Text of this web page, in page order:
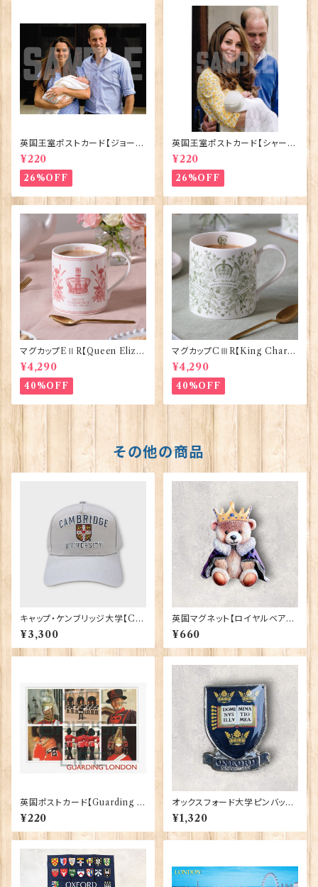
英国王室ポストカード【ジョージ
王子ご誕生】Pageantry Post
card 90183-JEF100
¥220
26%OFF
英国王室ポストカード【シャーロ
ット王女2】Pageantry Postca
rd 90183-JEF202
¥220
26%OFF
マグカップEⅡR【Queen Eliza
bethⅡ Commemorative】Vi
ctoria Eggs 50126
¥4,290
40%OFF
マグカップCⅢR【King Charle
sⅢ Coronation】Victoria E
ggs 50127
¥4,290
40%OFF
その他の商品
キャップ・ケンブリッジ大学【Ca
mbridge Univ.】00215
¥3,300
英国マグネット【ロイヤルベア】E
lgate Products 90030（799
13）
¥660
英国ポストカード【Guarding L
ondon】Jadges 90339-04
¥220
オックスフォード大学ピンバッ
ジ Elgate Products 90404
¥1,320